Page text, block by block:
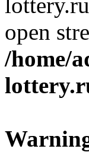
open
/home/